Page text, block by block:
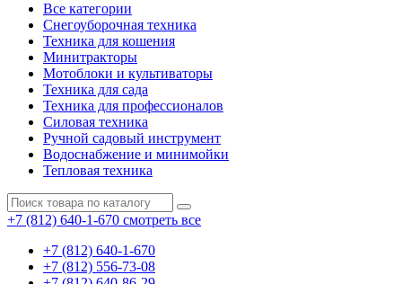
Все категории
Снегоуборочная техника
Техника для кошения
Минитракторы
Мотоблоки и культиваторы
Техника для сада
Техника для профессионалов
Силовая техника
Ручной садовый инструмент
Водоснабжение и минимойки
Тепловая техника
+7 (812) 640-1-670 смотреть все
+7 (812) 640-1-670
+7 (812) 556-73-08